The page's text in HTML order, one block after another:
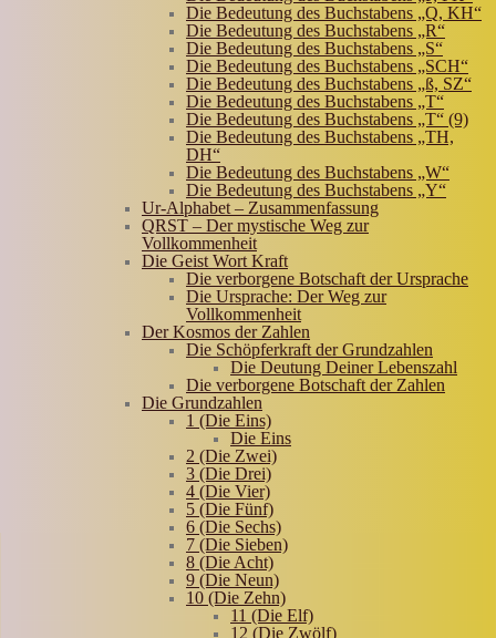
Die Bedeutung des Buchstabens „Q, KH“
Die Bedeutung des Buchstabens „R“
Die Bedeutung des Buchstabens „S“
Die Bedeutung des Buchstabens „SCH“
Die Bedeutung des Buchstabens „ß, SZ“
Die Bedeutung des Buchstabens „T“
Die Bedeutung des Buchstabens „T“ (9)
Die Bedeutung des Buchstabens „TH,
DH“
Die Bedeutung des Buchstabens „W“
Die Bedeutung des Buchstabens „Y“
Ur-Alphabet – Zusammenfassung
QRST – Der mystische Weg zur
Vollkommenheit
Die Geist Wort Kraft
Die verborgene Botschaft der Ursprache
Die Ursprache: Der Weg zur
Vollkommenheit
Der Kosmos der Zahlen
Die Schöpferkraft der Grundzahlen
Die Deutung Deiner Lebenszahl
Die verborgene Botschaft der Zahlen
Die Grundzahlen
1 (Die Eins)
Die Eins
2 (Die Zwei)
3 (Die Drei)
4 (Die Vier)
5 (Die Fünf)
6 (Die Sechs)
7 (Die Sieben)
8 (Die Acht)
9 (Die Neun)
10 (Die Zehn)
11 (Die Elf)
12 (Die Zwölf)